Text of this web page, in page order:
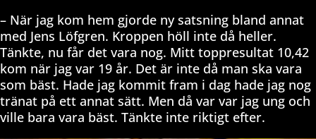
– När jag kom hem gjorde ny satsning bland annat
med Jens Löfgren. Kroppen höll inte då heller.
Tänkte, nu får det vara nog. Mitt toppresultat 10,42
kom när jag var 19 år. Det är inte då man ska vara
som bäst. Hade jag kommit fram i dag hade jag nog
tränat på ett annat sätt. Men då var var jag ung och
ville bara vara bäst. Tänkte inte riktigt efter.